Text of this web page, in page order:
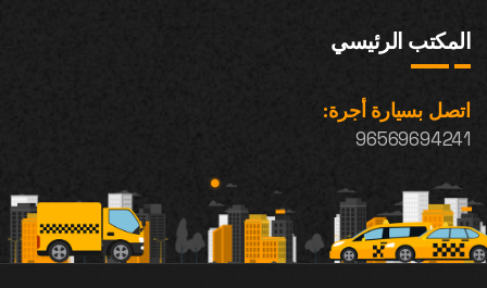
المكتب الرئيسي
اتصل بسيارة أجرة:
96569694241